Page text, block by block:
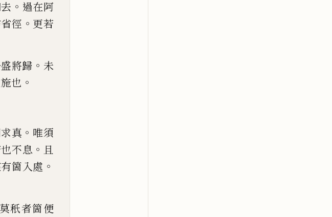
。 過在阿
徑 。 更若
將歸 。 未
也 。
真 。 唯須
也不息 。 且
箇入處 。
莫秖者箇便